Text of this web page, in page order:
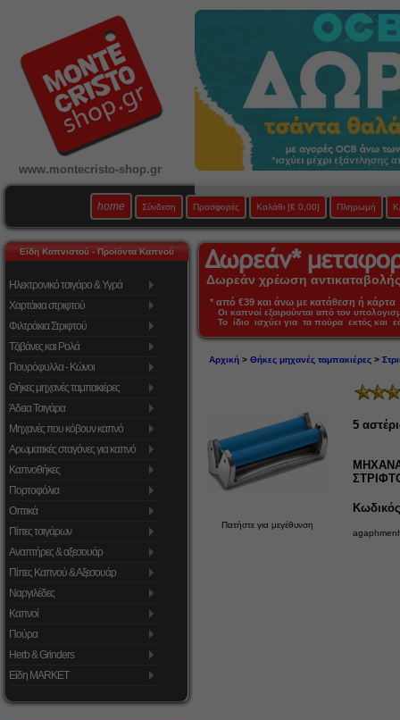
www.montecristo-shop.gr
home Σύνδεση Προσφορές Καλάθι [€ 0,00] Πληρωμή
Είδη Καπνιστού - Προϊόντα Καπνού
Ηλεκτρονικό τσιγάρο & Υγρά
Χαρτάκια στριφτού
Φιλτράκια Στριφτού
Τζιβάνες και Ρολά
Πουρόφυλλα - Κώνοι
Θήκες μηχανές ταμπακιέρες
Άδεια Τσιγάρα
Μηχανές που κόβουν καπνό
Αρωματικές σταγόνες για καπνό
Καπνοθήκες
Πορτοφόλια
Οπτικά
Πίπες τσιγάρων
Αναπτήρες & αξεσουάρ
Πίπες Καπνού & Αξεσουάρ
Ναργιλέδες
Καπνοί
Πούρα
Herb & Grinders
Είδη MARKET
Δωρεάν χρέωση
* από €39 και άνω με κατάθεση ή
Οι καπνοί εξαιρούνται από τον
Το ίδιο ισχύει για τα πούρα εκτός και
Αρχική> Θήκες μηχανές ταμπακιέρες>
Πατήστε για μεγέθυνση
5